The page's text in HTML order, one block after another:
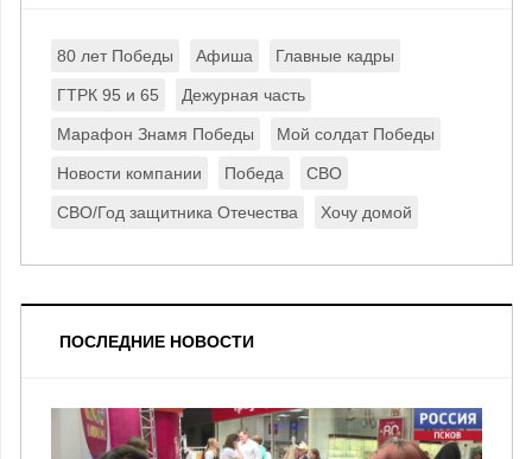
80 лет Победы Афиша Главные кадры
ГТРК 95 и 65 Дежурная часть
Марафон Знамя Победы Мой солдат Победы
Новости компании Победа СВО
СВО/Год защитника Отечества Хочу домой
ПОСЛЕДНИЕ НОВОСТИ